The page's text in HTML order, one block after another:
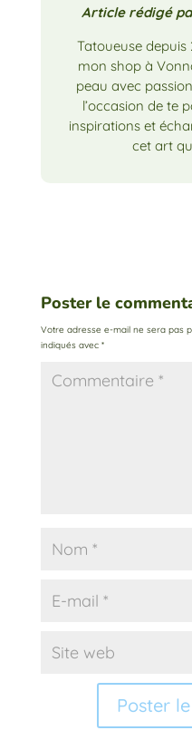
Article rédigé
Tatoueuse depuis
mon shop à
peau avec
l’occasion de te
inspirations et
cet art
Poster le
Votre adresse e-mail ne sera pas
indiqués avec *